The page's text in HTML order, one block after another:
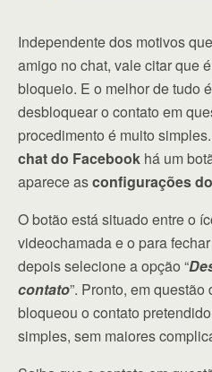
Independente dos motivos
amigo no chat, vale citar que
bloqueio. E o melhor de tudo
desbloquear o contato em
procedimento é muito
chat do Facebook há um
aparece asconfigurações
O botão está situado entre o
videochamada e o para
depois selecione a opção “
contato”. Pronto, em
bloqueou o contato
simples, sem maiores